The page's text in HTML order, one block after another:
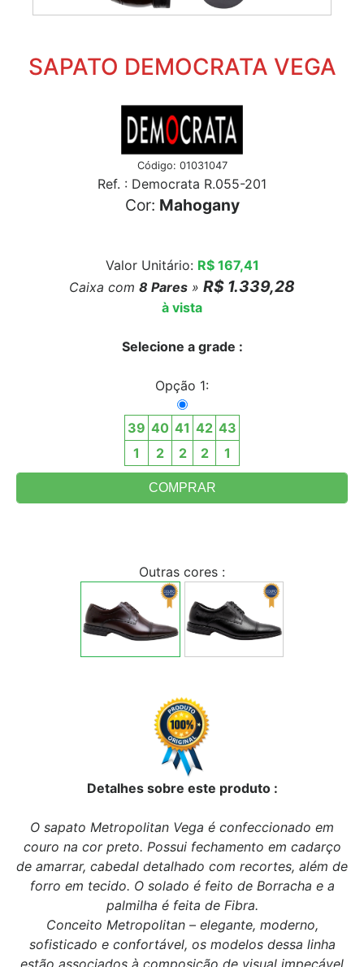
SAPATO DEMOCRATA VEGA
Código: 01031047
Ref. : Democrata R.055-201
Cor: Mahogany
Valor Unitário: R$ 167,41
Caixa com 8 Pares » R$ 1.339,28
à vista
Selecione a grade :
Opção 1:
39 40 41 42 43
1
2 2 2 1
Outras cores :
Detalhes sobre este produto :
O sapato Metropolitan Vega é confeccionado em
couro na cor preto. Possui fechamento em cadarço
de amarrar, cabedal detalhado com recortes, além de
forro em tecido. O solado é feito de Borracha e a
palmilha é feita de Fibra.
Conceito Metropolitan – elegante, moderno,
sofisticado e confortável, os modelos dessa linha